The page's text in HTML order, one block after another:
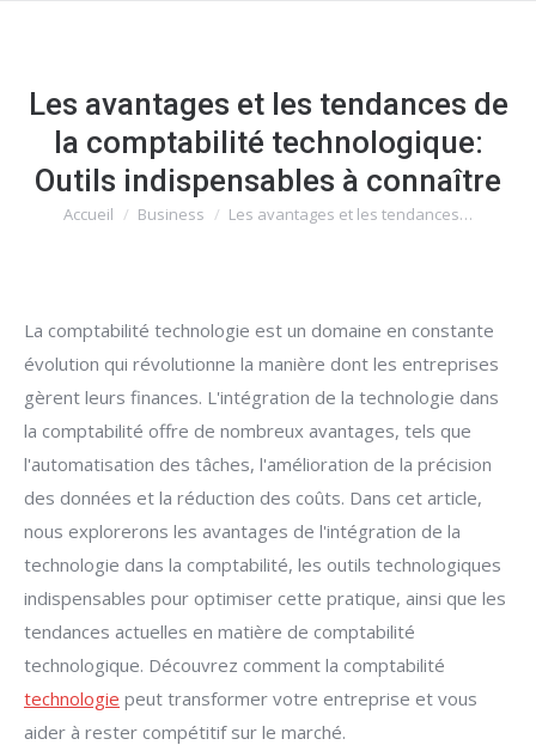
Les avantages et les tendances de
la comptabilité technologique:
Outils indispensables à connaître
Vous êtes ici :
Accueil Business Les avantages et les tendances…
La comptabilité technologie est un domaine en constante
évolution qui révolutionne la manière dont les entreprises
gèrent leurs finances. L'intégration de la technologie dans
la comptabilité offre de nombreux avantages, tels que
l'automatisation des tâches, l'amélioration de la précision
des données et la réduction des coûts. Dans cet article,
nous explorerons les avantages de l'intégration de la
technologie dans la comptabilité, les outils technologiques
indispensables pour optimiser cette pratique, ainsi que les
tendances actuelles en matière de comptabilité
technologique. Découvrez comment la comptabilité
technologie peut transformer votre entreprise et vous
aider à rester compétitif sur le marché.